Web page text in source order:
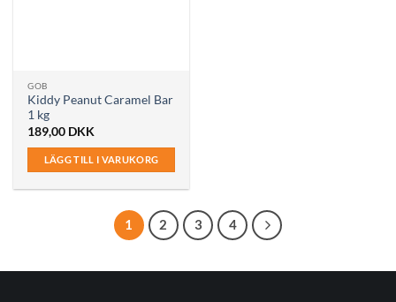
GOB
Kiddy Peanut Caramel Bar
1 kg
189,00 DKK
LÄGG TILL I VARUKORG
1 2 3 4